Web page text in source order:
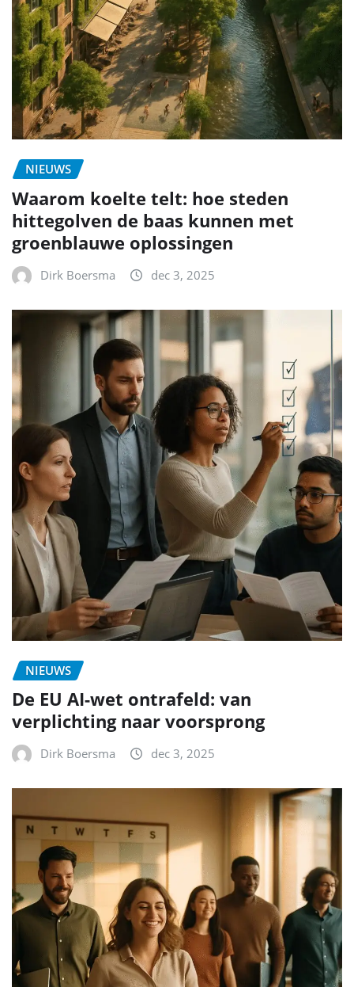
NIEUWS
Waarom koelte telt: hoe steden
hittegolven de baas kunnen met
groenblauwe oplossingen
Dirk Boersma dec 3, 2025
NIEUWS
De EU AI-wet ontrafeld: van
verplichting naar voorsprong
Dirk Boersma dec 3, 2025